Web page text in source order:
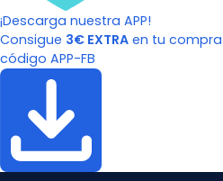
¡Descarga nuestra APP!
Consigue 3€ EXTRA en tu compra
código APP-FB